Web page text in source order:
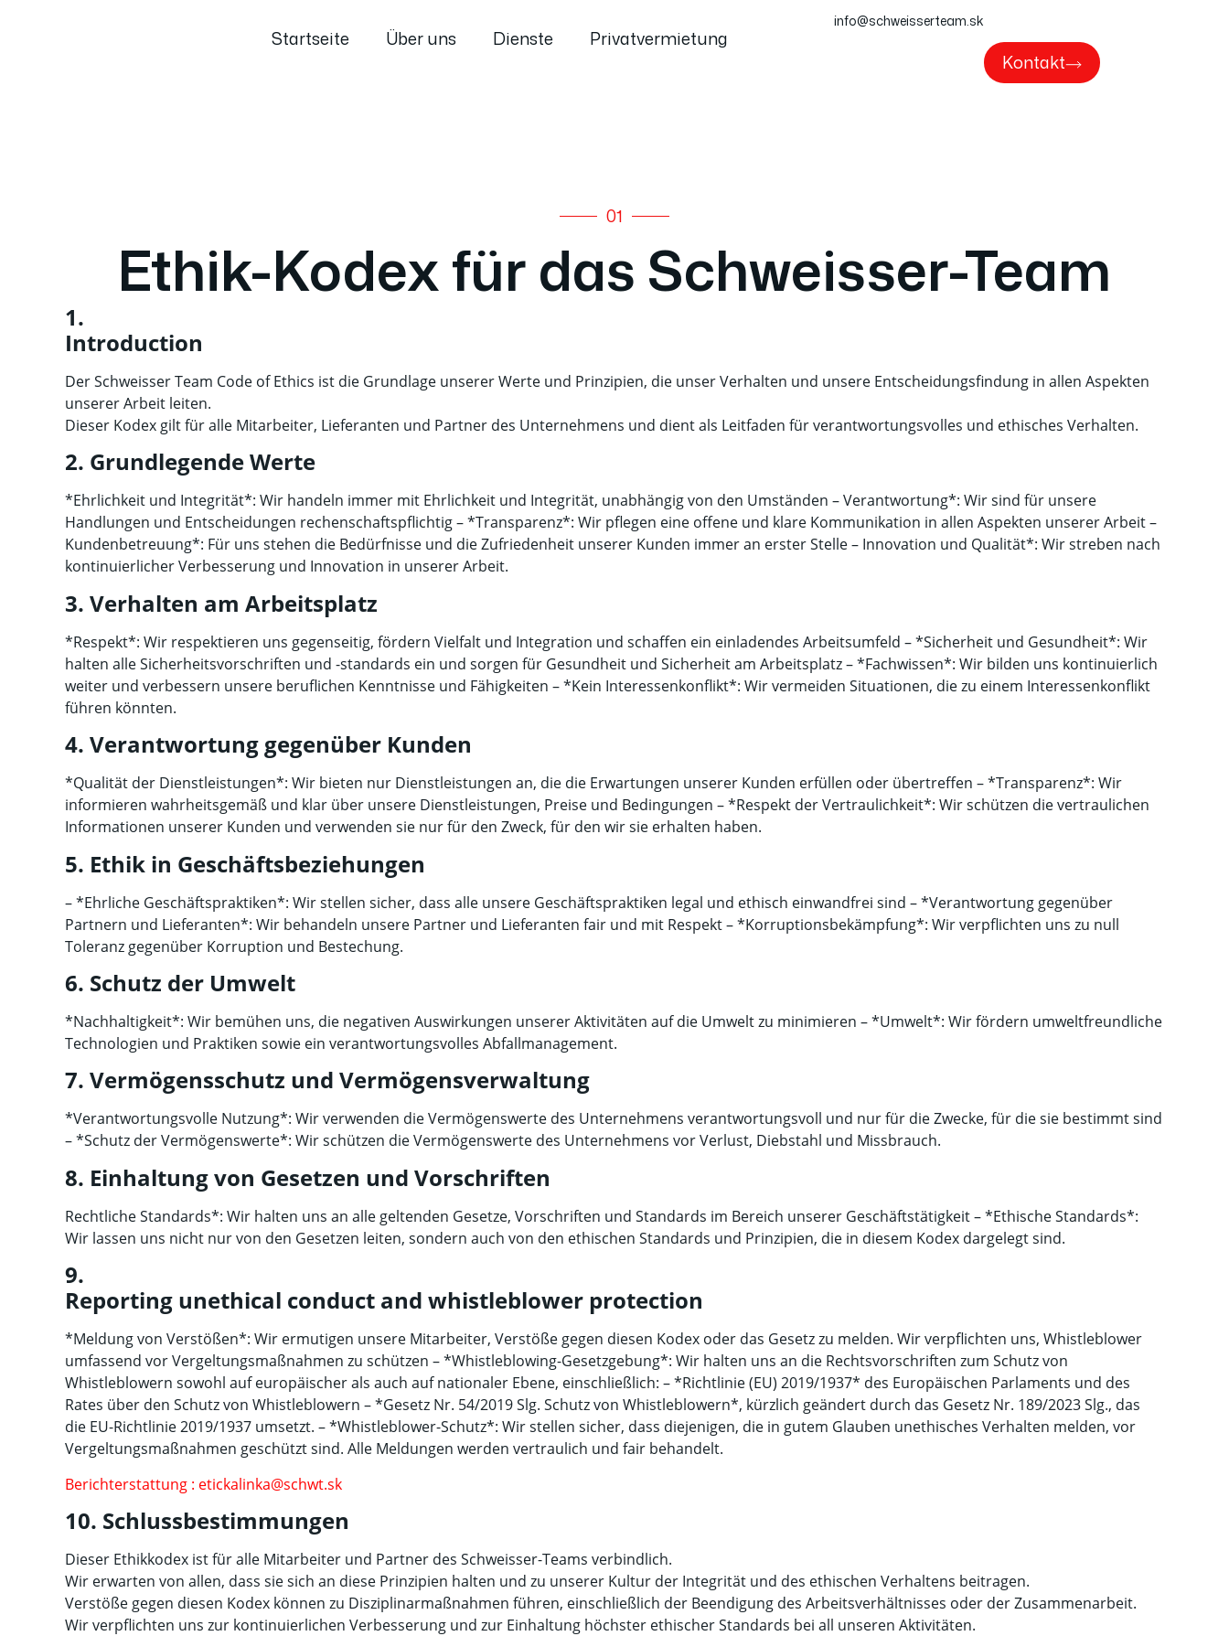
Startseite Über uns Dienste Privatvermietung
info@schweisserteam.sk
Kontakt
01
Ethik-Kodex für das Schweisser-Team
1.
Introduction
Der Schweisser Team Code of Ethics ist die Grundlage unserer Werte und Prinzipien, die unser Verhalten und unsere Entscheidungsfindung in allen Aspekten
unserer Arbeit leiten.
Dieser Kodex gilt für alle Mitarbeiter, Lieferanten und Partner des Unternehmens und dient als Leitfaden für verantwortungsvolles und ethisches Verhalten.
2. Grundlegende Werte
*Ehrlichkeit und Integrität*: Wir handeln immer mit Ehrlichkeit und Integrität, unabhängig von den Umständen – Verantwortung*: Wir sind für unsere
Handlungen und Entscheidungen rechenschaftspflichtig – *Transparenz*: Wir pflegen eine offene und klare Kommunikation in allen Aspekten unserer Arbeit –
Kundenbetreuung*: Für uns stehen die Bedürfnisse und die Zufriedenheit unserer Kunden immer an erster Stelle – Innovation und Qualität*: Wir streben nach
kontinuierlicher Verbesserung und Innovation in unserer Arbeit.
3. Verhalten am Arbeitsplatz
*Respekt*: Wir respektieren uns gegenseitig, fördern Vielfalt und Integration und schaffen ein einladendes Arbeitsumfeld – *Sicherheit und Gesundheit*: Wir
halten alle Sicherheitsvorschriften und -standards ein und sorgen für Gesundheit und Sicherheit am Arbeitsplatz – *Fachwissen*: Wir bilden uns kontinuierlich
weiter und verbessern unsere beruflichen Kenntnisse und Fähigkeiten – *Kein Interessenkonflikt*: Wir vermeiden Situationen, die zu einem Interessenkonflikt
führen könnten.
4. Verantwortung gegenüber Kunden
*Qualität der Dienstleistungen*: Wir bieten nur Dienstleistungen an, die die Erwartungen unserer Kunden erfüllen oder übertreffen – *Transparenz*: Wir
informieren wahrheitsgemäß und klar über unsere Dienstleistungen, Preise und Bedingungen – *Respekt der Vertraulichkeit*: Wir schützen die vertraulichen
Informationen unserer Kunden und verwenden sie nur für den Zweck, für den wir sie erhalten haben.
5. Ethik in Geschäftsbeziehungen
– *Ehrliche Geschäftspraktiken*: Wir stellen sicher, dass alle unsere Geschäftspraktiken legal und ethisch einwandfrei sind – *Verantwortung gegenüber
Partnern und Lieferanten*: Wir behandeln unsere Partner und Lieferanten fair und mit Respekt – *Korruptionsbekämpfung*: Wir verpflichten uns zu null
Toleranz gegenüber Korruption und Bestechung.
6. Schutz der Umwelt
*Nachhaltigkeit*: Wir bemühen uns, die negativen Auswirkungen unserer Aktivitäten auf die Umwelt zu minimieren – *Umwelt*: Wir fördern umweltfreundliche
Technologien und Praktiken sowie ein verantwortungsvolles Abfallmanagement.
7. Vermögensschutz und Vermögensverwaltung
*Verantwortungsvolle Nutzung*: Wir verwenden die Vermögenswerte des Unternehmens verantwortungsvoll und nur für die Zwecke, für die sie bestimmt sind
– *Schutz der Vermögenswerte*: Wir schützen die Vermögenswerte des Unternehmens vor Verlust, Diebstahl und Missbrauch.
8. Einhaltung von Gesetzen und Vorschriften
Rechtliche Standards*: Wir halten uns an alle geltenden Gesetze, Vorschriften und Standards im Bereich unserer Geschäftstätigkeit – *Ethische Standards*:
Wir lassen uns nicht nur von den Gesetzen leiten, sondern auch von den ethischen Standards und Prinzipien, die in diesem Kodex dargelegt sind.
9.
Reporting unethical conduct and whistleblower protection
*Meldung von Verstößen*: Wir ermutigen unsere Mitarbeiter, Verstöße gegen diesen Kodex oder das Gesetz zu melden. Wir verpflichten uns, Whistleblower
umfassend vor Vergeltungsmaßnahmen zu schützen – *Whistleblowing-Gesetzgebung*: Wir halten uns an die Rechtsvorschriften zum Schutz von
Whistleblowern sowohl auf europäischer als auch auf nationaler Ebene, einschließlich: – *Richtlinie (EU) 2019/1937* des Europäischen Parlaments und des
Rates über den Schutz von Whistleblowern – *Gesetz Nr. 54/2019 Slg. Schutz von Whistleblowern*, kürzlich geändert durch das Gesetz Nr. 189/2023 Slg., das
die EU-Richtlinie 2019/1937 umsetzt. – *Whistleblower-Schutz*: Wir stellen sicher, dass diejenigen, die in gutem Glauben unethisches Verhalten melden, vor
Vergeltungsmaßnahmen geschützt sind. Alle Meldungen werden vertraulich und fair behandelt.
Berichterstattung : etickalinka@schwt.sk
10. Schlussbestimmungen
Dieser Ethikkodex ist für alle Mitarbeiter und Partner des Schweisser-Teams verbindlich.
Wir erwarten von allen, dass sie sich an diese Prinzipien halten und zu unserer Kultur der Integrität und des ethischen Verhaltens beitragen.
Verstöße gegen diesen Kodex können zu Disziplinarmaßnahmen führen, einschließlich der Beendigung des Arbeitsverhältnisses oder der Zusammenarbeit.
Wir verpflichten uns zur kontinuierlichen Verbesserung und zur Einhaltung höchster ethischer Standards bei all unseren Aktivitäten.